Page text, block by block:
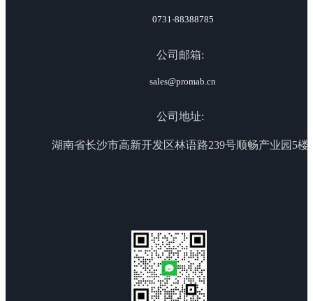
0731-88388785
公司邮箱:
sales@promab.cn
公司地址:
湖南省长沙市高新开发区林语路239号顺畅产业园5楼